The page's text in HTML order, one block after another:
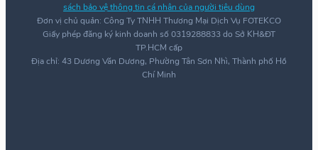
sách bảo vệ thông tin cá nhân của người tiêu dùng
Đơn vị chủ quản: Công Ty TNHH Thương Mại Dịch Vụ FOTEKCO
Giấy phép đăng ký kinh doanh số 0319288833 do Sở KH&ĐT
TP.HCM cấp
Địa chỉ: 43 Dương Văn Dương, Phường Tân Sơn Nhì, Thành phố Hồ
Chí Minh